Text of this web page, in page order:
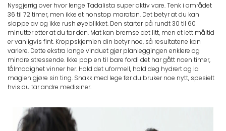
Nysgjerrig over hvor lenge Tadalista super aktiv vare. Tenk i området
36 til 72 timer, men ikke et nonstop maraton. Det betyr at du kan
slappe av og ikke rush øyeblikket. Den starter på rundt 30 til 60
minutter etter at du tar den. Mat kan bremse det litt, men et lett måltid
er vanligvis fint. Kroppskjemien din betyr noe, så resultatene kan
variere. Dette ekstra lange vinduet gjør planleggingen enklere og
mindre stressende. Ikke pop en til bare fordi det har gått noen timer,
tålmodighet vinner her. Hold det uformell, hold deg hydrert og la
magien gjøre sin ting. Snakk med lege før du bruker noe nytt, spesielt
hvis du tar andre medisiner.